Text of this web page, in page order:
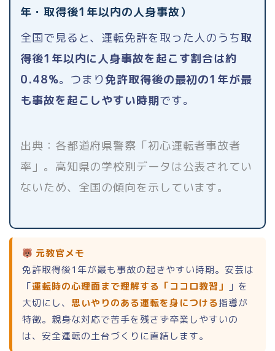
年・取得後1年以内の人身事故）
全国で見ると、運転免許を取った人のうち取
得後1年以内に人身事故を起こす割合は約
0.48%。つまり免許取得後の最初の1年が最
も事故を起こしやすい時期です。
出典：各都道府県警察「初心運転者事故者
率」。高知県の学校別データは公表されてい
ないため、全国の傾向を示しています。
元教官メモ
免許取得後1年が最も事故の起きやすい時期。安芸は
「運転時の心理面まで理解する「ココロ教習」
」を
大切にし、 思いやりのある運転を身につける指導が
特徴。親身な対応で苦手を残さず卒業しやすいの
は、安全運転の土台づくりに直結します。